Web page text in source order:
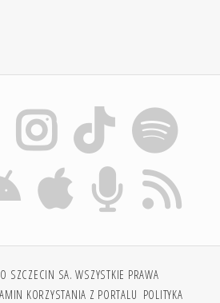
SZCZECIN SA. WSZYSTKIE PRAWA
KORZYSTANIA Z PORTALU POLITYKA